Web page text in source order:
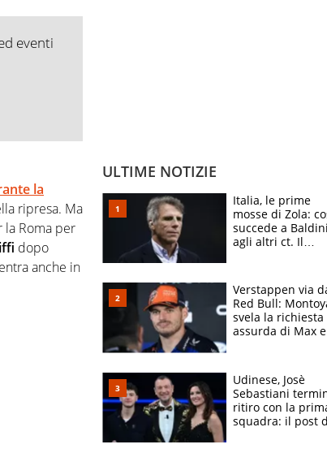
eventi
la
ripresa. Ma
la Roma per
dopo
anche in
ULTIME NOTIZIE
Italia, le prime
mosse di Zola:
succede a
agli altri ct. Il
azzurri
Verstappen via
Red Bull:
svela la richiesta
assurda di Max
McLaren siano
meglio?”
Udinese, Josè
Sebastiani
ritiro con la
squadra: il post